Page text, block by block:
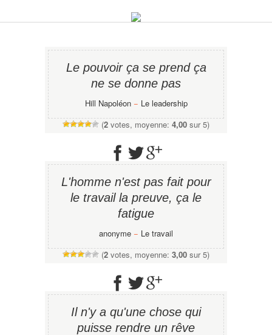
Le pouvoir ça se prend ça
ne se donne pas
Hill Napoléon− Le leadership
(2 votes, moyenne: 4,00 sur 5)
L'homme n'est pas fait pour
le travail la preuve, ça le
fatigue
anonyme − Le travail
(2 votes, moyenne: 3,00 sur 5)
Il n'y a qu'une chose qui
puisse rendre un rêve